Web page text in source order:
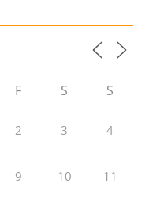
F S S
2 3 4
9 10 11